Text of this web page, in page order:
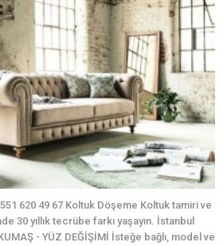
620 49 67 Koltuk Döşeme Koltuk tamiri ve
30 yıllık tecrübe farkı yaşayın. İstanbul
- YÜZ DEĞİŞİMİ İsteğe bağlı, model ve